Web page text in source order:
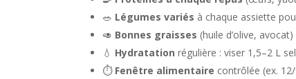
🥗 Légumes variés à chaque assiette
🥑 Bonnes graisses (huile d’olive,
💧 Hydratation régulière : viser 1,5–2 L
⏱️ Fenêtre alimentaire contrôlée (ex.